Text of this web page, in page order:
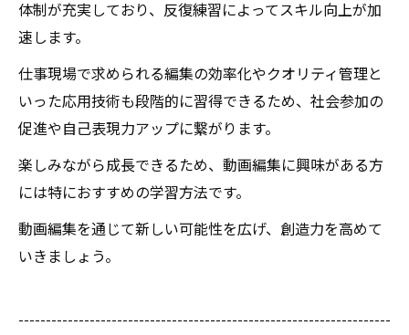
体制が充実しており、反復練習によってスキル向上が加
速します。
仕事現場で求められる編集の効率化やクオリティ管理と
いった応用技術も段階的に習得できるため、社会参加の
促進や自己表現力アップに繋がります。
楽しみながら成長できるため、動画編集に興味がある方
には特におすすめの学習方法です。
動画編集を通じて新しい可能性を広げ、創造力を高めて
いきましょう。
--------------------------------------------------------------------